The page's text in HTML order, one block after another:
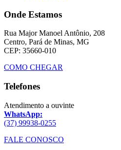
Onde Estamos
Rua Major Manoel Antônio, 208
Centro, Pará de Minas, MG
CEP: 35660-010
COMO CHEGAR
Telefones
Atendimento a ouvinte
WhatsApp:
(37) 99938-0255
FALE CONOSCO